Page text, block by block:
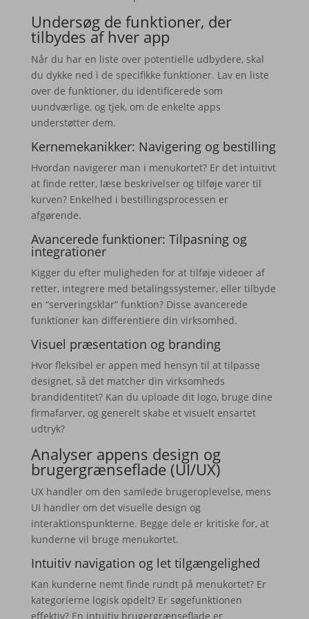
Undersøg de funktioner, der
tilbydes af hver app
Når du har en liste over potentielle udbydere, skal
du dykke ned i de specifikke funktioner. Lav en liste
over de funktioner, du identificerede som
uundværlige, og tjek, om de enkelte apps
understøtter dem.
Kernemekanikker: Navigering og bestilling
Hvordan navigerer man i menukortet? Er det intuitivt
at finde retter, læse beskrivelser og tilføje varer til
kurven? Enkelhed i bestillingsprocessen er
afgørende.
Avancerede funktioner: Tilpasning og
integrationer
Kigger du efter muligheden for at tilføje videoer af
retter, integrere med betalingssystemer, eller tilbyde
en “serveringsklar” funktion? Disse avancerede
funktioner kan differentiere din virksomhed.
Visuel præsentation og branding
Hvor fleksibel er appen med hensyn til at tilpasse
designet, så det matcher din virksomheds
brandidentitet? Kan du uploade dit logo, bruge dine
firmafarver, og generelt skabe et visuelt ensartet
udtryk?
Analyser appens design og
brugergrænseflade (UI/UX)
UX handler om den samlede brugeroplevelse, mens
UI handler om det visuelle design og
interaktionspunkterne. Begge dele er kritiske for, at
kunderne vil bruge menukortet.
Intuitiv navigation og let tilgængelighed
Kan kunderne nemt finde rundt på menukortet? Er
kategorierne logisk opdelt? Er søgefunktionen
effektiv? En intuitiv brugergrænseflade er